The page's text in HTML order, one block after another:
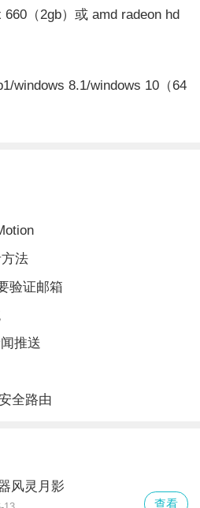
（2gb）或 amd radeon hd
windows 8.1/windows 10（64
法
验证邮箱
推送
全路由
风灵月影
查看